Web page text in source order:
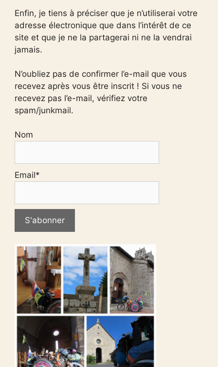
Enfin, je tiens à préciser que je n’utiliserai votre
adresse électronique que dans l’intérêt de ce
site et que je ne la partagerai ni ne la vendrai
jamais.
N’oubliez pas de confirmer l’e-mail que vous
recevez après vous être inscrit ! Si vous ne
recevez pas l’e-mail, vérifiez votre
spam/junkmail.
Nom
Email*